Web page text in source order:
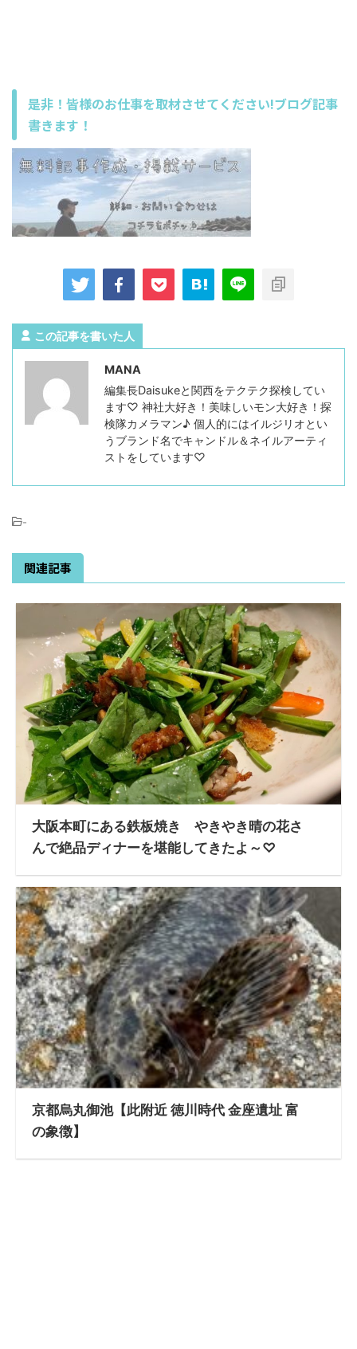
是非！皆様のお仕事を取材させてください!ブログ記事
書きます！
この記事を書いた人
MANA
編集長Daisukeと関西をテクテク探検してい
ます♡ 神社大好き！美味しいモン大好き！探
検隊カメラマン♪ 個人的にはイルジリオとい
うブランド名でキャンドル＆ネイルアーティ
ストをしています♡
-
関連記事
大阪本町にある鉄板焼き やきやき晴の花さ
んで絶品ディナーを堪能してきたよ～♡
京都烏丸御池【此附近 徳川時代 金座遺址 富
の象徴】